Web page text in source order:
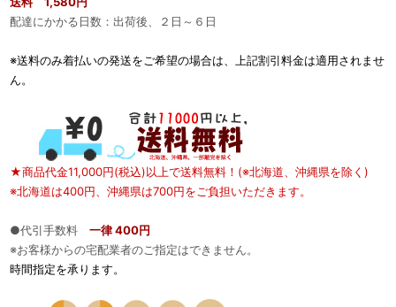
配達にかかる日数：出荷後、２日～６日
※送料のみ着払いの発送をご希望の場合は、上記割引料金は適用されませ
ん。
★商品代金11,000円(税込)以上で送料無料！(※北海道、沖縄県を除く)
※北海道は400円、沖縄県は700円をご負担いただきます。
●代引手数料 一律 400円
※お客様からの宅配業者のご指定はできません。
時間指定を承ります。